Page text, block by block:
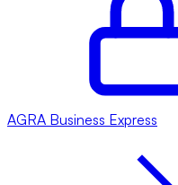
AGRA Business Express